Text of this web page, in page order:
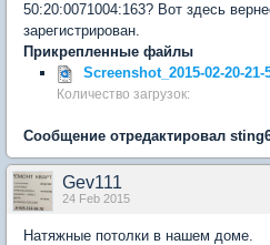
50:20:0071004:163? Вот здесь
зарегистрирован.
Прикрепленные файлы
Screenshot_2015-02-20-21-
Количество загрузок:
Сообщение отредактировал
Gev111
24 Feb 2015
Натяжные потолки в нашем доме.